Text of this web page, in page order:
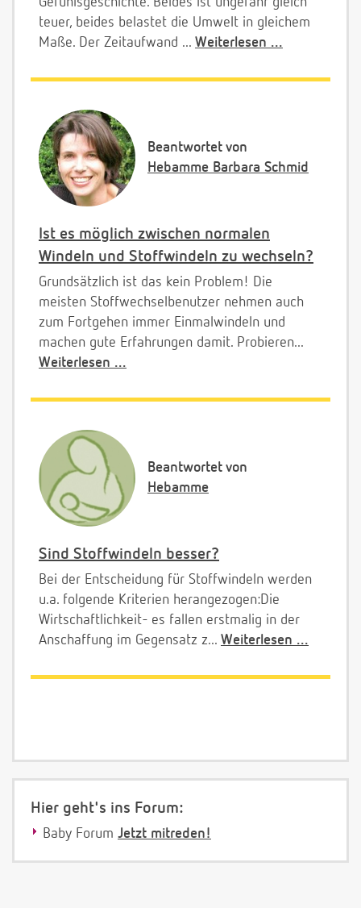
teuer, beides belastet die Umwelt in gleichem
Maße. Der Zeitaufwand ... Weiterlesen ...
Beantwortet von
Hebamme Barbara Schmid
Ist es möglich zwischen normalen
Windeln und Stoffwindeln zu wechseln?
Grundsätzlich ist das kein Problem! Die
meisten Stoffwechselbenutzer nehmen auch
zum Fortgehen immer Einmalwindeln und
machen gute Erfahrungen damit. Probieren...
Weiterlesen ...
Beantwortet von
Hebamme
Sind Stoffwindeln besser?
Bei der Entscheidung für Stoffwindeln werden
u.a. folgende Kriterien herangezogen:Die
Wirtschaftlichkeit- es fallen erstmalig in der
Anschaffung im Gegensatz z... Weiterlesen ...
Hier geht's ins Forum:
Baby Forum Jetzt mitreden!